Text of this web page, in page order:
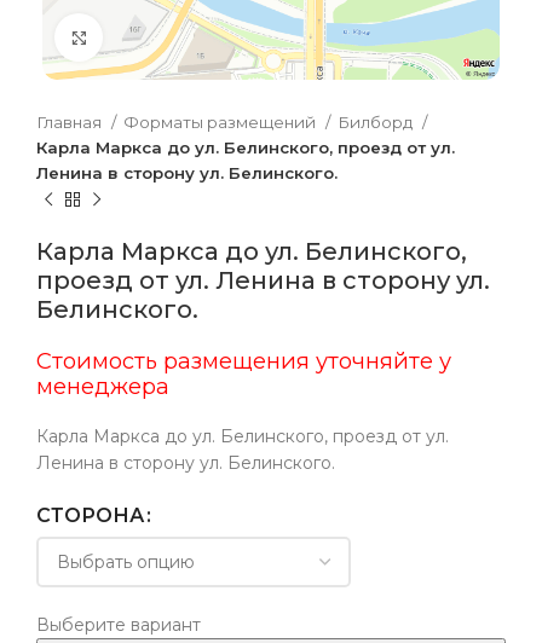
Увеличить
Главная Форматы размещений
Билборд
Карла Маркса до ул. Белинского, проезд от ул.
Ленина в сторону ул. Белинского.
Карла Маркса до ул. Белинского,
проезд от ул. Ленина в сторону ул.
Белинского.
Стоимость размещения уточняйте у
менеджера
Карла Маркса до ул. Белинского, проезд от ул.
Ленина в сторону ул. Белинского.
СТОРОНА
Выберите вариант